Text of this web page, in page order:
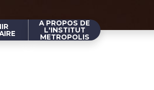
A PROPOS DE
L'INSTITUT
METROPOLIS